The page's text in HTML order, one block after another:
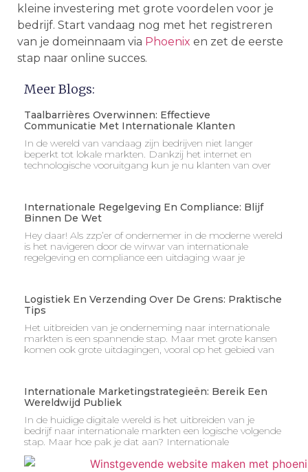
kleine investering met grote voordelen voor je
bedrijf. Start vandaag nog met het registreren
van je domeinnaam via Phoenix en zet de eerste
stap naar online succes.
Meer Blogs:
Taalbarrières Overwinnen: Effectieve
Communicatie Met Internationale Klanten
In de wereld van vandaag zijn bedrijven niet langer
beperkt tot lokale markten. Dankzij het internet en
technologische vooruitgang kun je nu klanten van over
Internationale Regelgeving En Compliance: Blijf
Binnen De Wet
Hey daar! Als zzp’er of ondernemer in de moderne wereld
is het navigeren door de wirwar van internationale
regelgeving en compliance een uitdaging waar je
Logistiek En Verzending Over De Grens: Praktische
Tips
Het uitbreiden van je onderneming naar internationale
markten is een spannende stap. Maar met grote kansen
komen ook grote uitdagingen, vooral op het gebied van
Internationale Marketingstrategieën: Bereik Een
Wereldwijd Publiek
In de huidige digitale wereld is het uitbreiden van je
bedrijf naar internationale markten een logische volgende
stap. Maar hoe pak je dat aan? Internationale